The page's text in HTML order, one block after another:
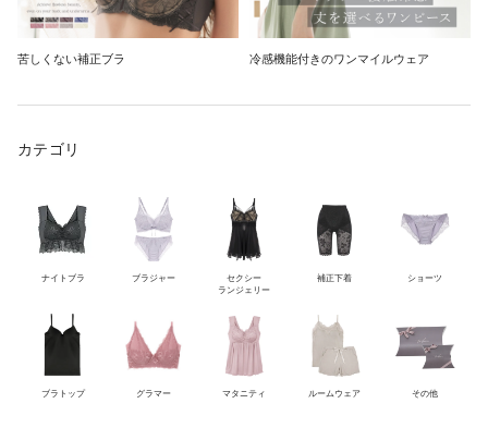
苦しくない補正ブラ 冷感機能付きのワンマイルウェア
カテゴリ
ナイトブラ ブラジャー
セクシー
ランジェリー
補正下着 ショーツ
ブラトップ グラマー マタニティ ルームウェア その他